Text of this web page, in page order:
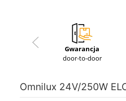
Gwarancja
door-to-door
Omnilux 24V/250W